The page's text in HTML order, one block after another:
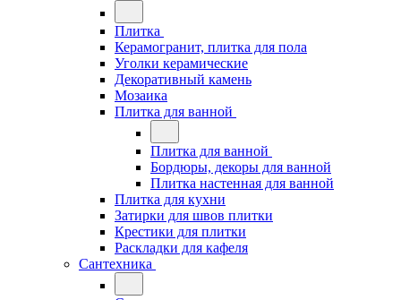
Плитка
Керамогранит, плитка для пола
Уголки керамические
Декоративный камень
Мозаика
Плитка для ванной
Плитка для ванной
Бордюры, декоры для ванной
Плитка настенная для ванной
Плитка для кухни
Затирки для швов плитки
Крестики для плитки
Раскладки для кафеля
Сантехника